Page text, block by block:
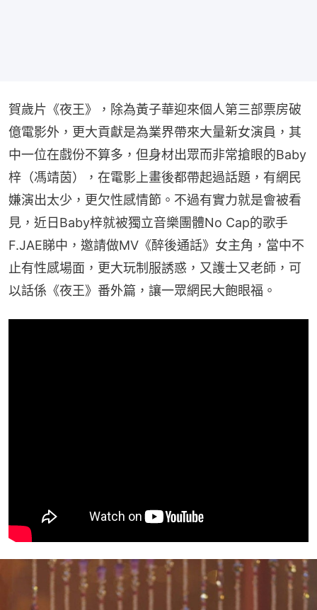
賀歲片《夜王》，除為黃子華迎來個人第三部票房破
億電影外，更大貢獻是為業界帶來大量新女演員，其
中一位在戲份不算多，但身材出眾而非常搶眼的Baby
梓（馮靖茵），在電影上畫後都帶起過話題，有網民
嫌演出太少，更欠性感情節。不過有實力就是會被看
見，近日Baby梓就被獨立音樂團體No Cap的歌手
F.JAE睇中，邀請做MV《醉後通話》女主角，當中不
止有性感場面，更大玩制服誘惑，又護士又老師，可
以話係《夜王》番外篇，讓一眾網民大飽眼福。